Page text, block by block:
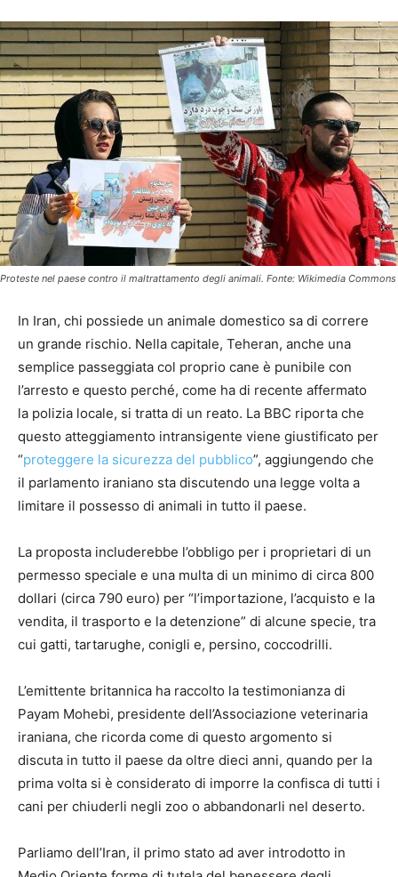
Proteste nel paese contro il maltrattamento degli animali. Fonte: Wikimedia Commons
In Iran, chi possiede un animale domestico sa di correre
un grande rischio. Nella capitale, Teheran, anche una
semplice passeggiata col proprio cane è punibile con
l’arresto e questo perché, come ha di recente affermato
la polizia locale, si tratta di un reato. La BBC riporta che
questo atteggiamento intransigente viene giustificato per
“proteggere la sicurezza del pubblico”, aggiungendo che
il parlamento iraniano sta discutendo una legge volta a
limitare il possesso di animali in tutto il paese.
La proposta includerebbe l’obbligo per i proprietari di un
permesso speciale e una multa di un minimo di circa 800
dollari (circa 790 euro) per “l’importazione, l’acquisto e la
vendita, il trasporto e la detenzione” di alcune specie, tra
cui gatti, tartarughe, conigli e, persino, coccodrilli.
L’emittente britannica ha raccolto la testimonianza di
Payam Mohebi, presidente dell’Associazione veterinaria
iraniana, che ricorda come di questo argomento si
discuta in tutto il paese da oltre dieci anni, quando per la
prima volta si è considerato di imporre la confisca di tutti i
cani per chiuderli negli zoo o abbandonarli nel deserto.
Parliamo dell’Iran, il primo stato ad aver introdotto in